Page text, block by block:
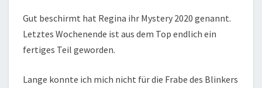
Gut beschirmt hat Regina ihr Mystery 2020 genannt.
Letztes Wochenende ist aus dem Top endlich ein
fertiges Teil geworden.
Lange konnte ich mich nicht für die Frabe des Blinkers